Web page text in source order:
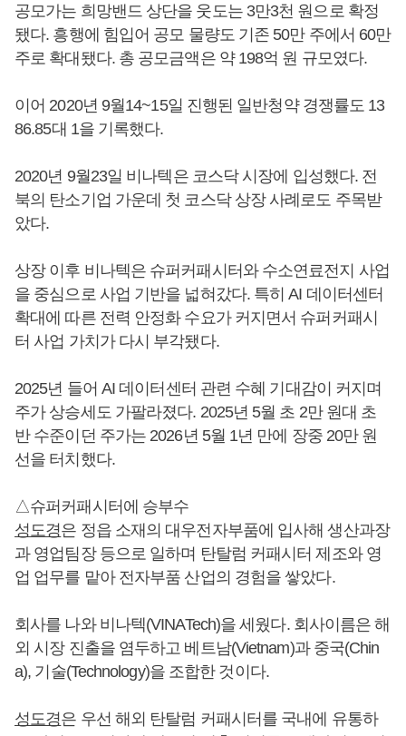
공모가는 희망밴드 상단을 웃도는 3만3천 원으로 확정
됐다. 흥행에 힘입어 공모 물량도 기존 50만 주에서 60만
주로 확대됐다. 총 공모금액은 약 198억 원 규모였다.
이어 2020년 9월14~15일 진행된 일반청약 경쟁률도 13
86.85대 1을 기록했다.
2020년 9월23일 비나텍은 코스닥 시장에 입성했다. 전
북의 탄소기업 가운데 첫 코스닥 상장 사례로도 주목받
았다.
상장 이후 비나텍은 슈퍼커패시터와 수소연료전지 사업
을 중심으로 사업 기반을 넓혀갔다. 특히 AI 데이터센터
확대에 따른 전력 안정화 수요가 커지면서 슈퍼커패시
터 사업 가치가 다시 부각됐다.
2025년 들어 AI 데이터센터 관련 수혜 기대감이 커지며
주가 상승세도 가팔라졌다. 2025년 5월 초 2만 원대 초
반 수준이던 주가는 2026년 5월 1년 만에 장중 20만 원
선을 터치했다.
△슈퍼커패시터에 승부수
성도경은 정읍 소재의 대우전자부품에 입사해 생산과장
과 영업팀장 등으로 일하며 탄탈럼 커패시터 제조와 영
업 업무를 맡아 전자부품 산업의 경험을 쌓았다.
회사를 나와 비나텍(VINATech)을 세웠다. 회사이름은 해
외 시장 진출을 염두하고 베트남(Vietnam)과 중국(Chin
a), 기술(Technology)을 조합한 것이다.
성도경은 우선 해외 탄탈럼 커패시터를 국내에 유통하